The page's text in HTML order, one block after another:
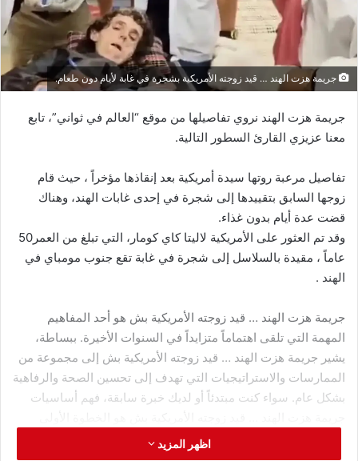
جريمة هزت الهند … قيد زوجته الأمريكية بشجرة في غابة لأيام دون طعام.
جريمة هزت الهند نروي تفاصيلها من موقع “العالم في ثواني”، تابع
معنا عزيزي القارئ السطور التالية.
تفاصيل مرعبة روتها سيدة أمريكية بعد إنقاذها مؤخراً ، حيث قام
زوجها السابق بتقييدها إلى شجرة في إحدى غابات الهند، وهناك
قضت عدة أيام بدون غذاء.
وقد تم العثور على الأمريكية لاليتا كاي كومار، التي تبلغ من العمر50
عاماً ، مقيدة بالسلاسل إلى شجرة في غابة تقع جنوب مومباي في
الهند .
جريمة هزت الهند … قيد زوجته الأمريكية بش هو أحد المفاهيم
المهمة التي تلقى اهتماماً متزايداً في السنوات الأخيرة. ببساطة،
يشير جريمة هزت الهند … قيد زوجته الأمريكية بش إلى مجموعة من
الممارسات والاستراتيجيات التي تهدف إلى تحسين الصحة والرفاهية
بشكل عام. سواء كنت مبتدئاً أو لديك خبرة سابقة، فهم أساسيات
للاستفادة القصوى من فوائده المتعددة.
اظهر المزيد